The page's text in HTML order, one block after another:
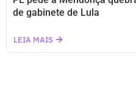
de gabinete de Lula
LEIA MAIS